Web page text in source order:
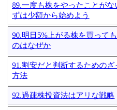
89.一度も株をやったことがな
ずは少額から始めよう
90.明日5%上がる株を買って
のはなぜか
91.割安だと判断するためのざ
方法
92.過疎株投資法はアリな戦略